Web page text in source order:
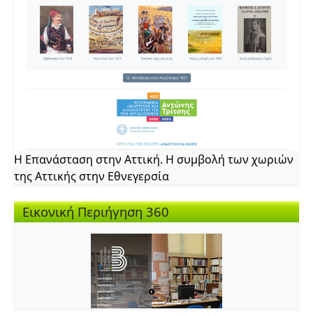
Η Επανάσταση στην Αττική. Η συμβολή των χωριών
της Αττικής στην Εθνεγερσία
Εικονική Περιήγηση 360